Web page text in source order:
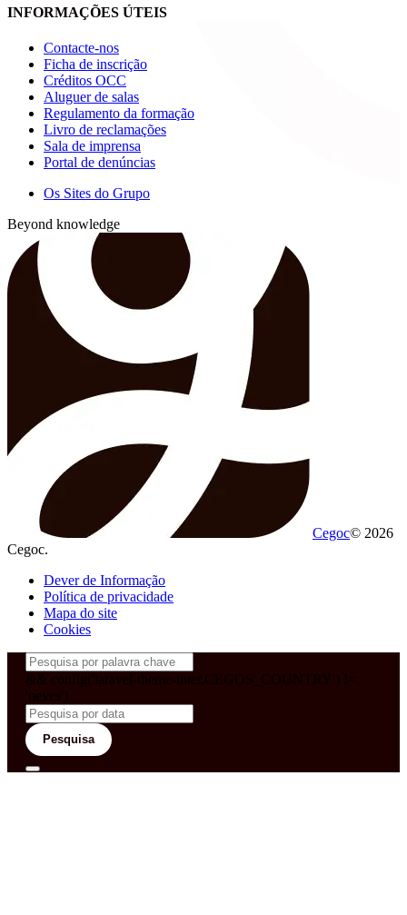
INFORMAÇÕES ÚTEIS
Contacte-nos
Ficha de inscrição
Créditos OCC
Aluguer de salas
Regulamento da formação
Livro de reclamações
Sala de imprensa
Portal de denúncias
Os Sites do Grupo
Beyond knowledge
Cegoc© 2026
Cegoc.
Dever de Informação
Política de privacidade
Mapa do site
Cookies
&& config('laravel-theme-inter.CEGOS_COUNTRY') !=
'neves')
Pesquisa